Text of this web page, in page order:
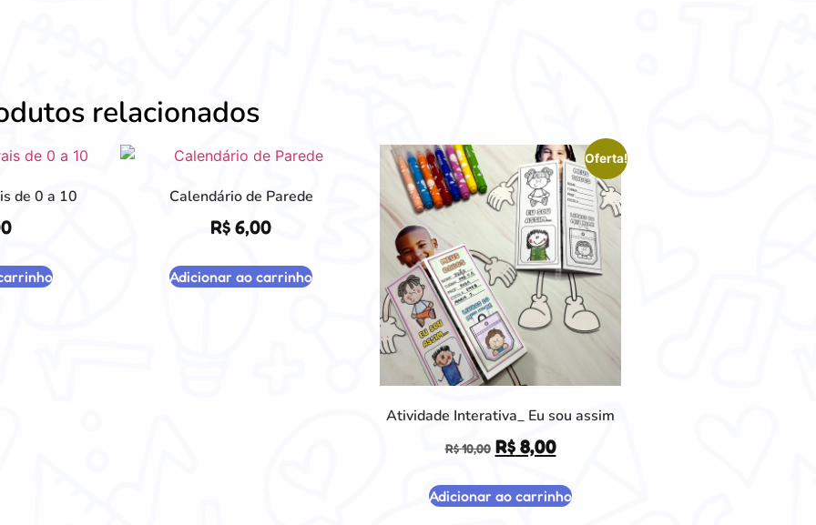
relacionados
de 0 a 10 Calendário de Parede
R$ 6,00
Adicionar ao carrinho
Oferta!
Atividade Interativa_ Eu sou assim
R$10,00 R$8,00
Adicionar ao carrinho